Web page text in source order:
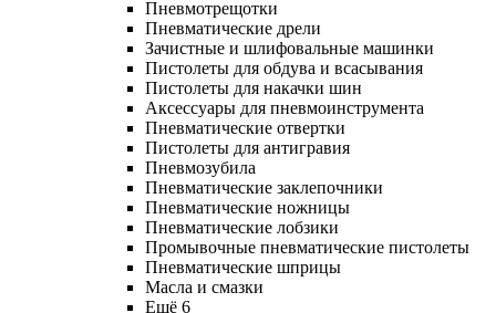
Пневмотрещотки
Пневматические дрели
Зачистные и шлифовальные машинки
Пистолеты для обдува и всасывания
Пистолеты для накачки шин
Аксессуары для пневмоинструмента
Пневматические отвертки
Пистолеты для антигравия
Пневмозубила
Пневматические заклепочники
Пневматические ножницы
Пневматические лобзики
Промывочные пневматические пистолеты
Пневматические шприцы
Масла и смазки
Ещё 6